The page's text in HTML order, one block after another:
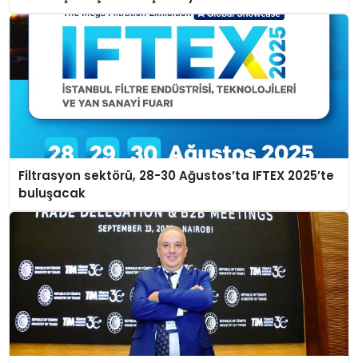
Filtrasyon sektörü, 28-30 Ağustos’ta IFTEX 2025’te
buluşacak